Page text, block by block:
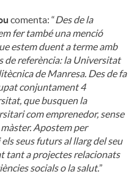
comenta: “Des de la
fer també una menció
estem duent a terme amb
de referència: la Universitat
de Manresa. Des de fa
conjuntament 4
que busquen la
com emprenedor, sense
Apostem per
seus futurs al llarg del seu
tant a projectes relacionats
socials o la salut.”